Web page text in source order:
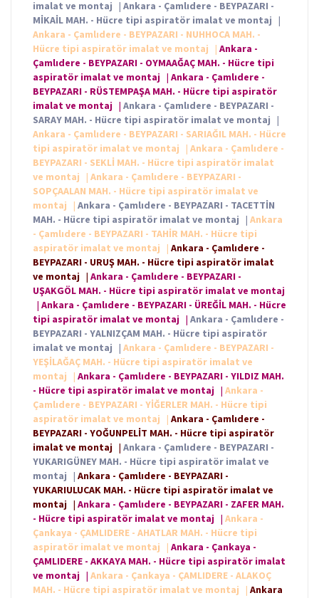
imalat ve montaj | Ankara - Çamlıdere - BEYPAZARI -
MİKAİL MAH. - Hücre tipi aspiratör imalat ve montaj |
Ankara - Çamlıdere - BEYPAZARI - NUHHOCA MAH. -
Hücre tipi aspiratör imalat ve montaj
| Ankara -
Çamlıdere - BEYPAZARI - OYMAAĞAÇ MAH. - Hücre tipi
aspiratör imalat ve montaj | Ankara - Çamlıdere -
BEYPAZARI - RÜSTEMPAŞA MAH. - Hücre tipi aspiratör
imalat ve montaj | Ankara - Çamlıdere - BEYPAZARI -
SARAY MAH. - Hücre tipi aspiratör imalat ve montaj |
Ankara - Çamlıdere - BEYPAZARI - SARIAĞIL MAH. - Hücre
tipi aspiratör imalat ve montaj
| Ankara - Çamlıdere -
BEYPAZARI - SEKLİ MAH. - Hücre tipi aspiratör imalat
ve montaj
| Ankara - Çamlıdere - BEYPAZARI -
SOPÇAALAN MAH. - Hücre tipi aspiratör imalat ve
montaj
| Ankara - Çamlıdere - BEYPAZARI - TACETTİN
MAH. - Hücre tipi aspiratör imalat ve montaj | Ankara
- Çamlıdere - BEYPAZARI - TAHİR MAH. - Hücre tipi
aspiratör imalat ve montaj
| Ankara - Çamlıdere -
BEYPAZARI - URUŞ MAH. - Hücre tipi aspiratör imalat
ve montaj | Ankara - Çamlıdere - BEYPAZARI -
UŞAKGÖL MAH. - Hücre tipi aspiratör imalat ve montaj
| Ankara - Çamlıdere - BEYPAZARI - ÜREĞİL MAH. - Hücre
tipi aspiratör imalat ve montaj | Ankara - Çamlıdere -
BEYPAZARI - YALNIZÇAM MAH. - Hücre tipi aspiratör
imalat ve montaj | Ankara - Çamlıdere - BEYPAZARI -
YEŞİLAĞAÇ MAH. - Hücre tipi aspiratör imalat ve
montaj
| Ankara - Çamlıdere - BEYPAZARI - YILDIZ MAH.
- Hücre tipi aspiratör imalat ve montaj | Ankara -
Çamlıdere - BEYPAZARI - YİĞERLER MAH. - Hücre tipi
aspiratör imalat ve montaj
| Ankara - Çamlıdere -
BEYPAZARI - YOĞUNPELİT MAH. - Hücre tipi aspiratör
imalat ve montaj | Ankara - Çamlıdere - BEYPAZARI -
YUKARIGÜNEY MAH. - Hücre tipi aspiratör imalat ve
montaj | Ankara - Çamlıdere - BEYPAZARI -
YUKARIULUCAK MAH. - Hücre tipi aspiratör imalat ve
montaj | Ankara - Çamlıdere - BEYPAZARI - ZAFER MAH.
- Hücre tipi aspiratör imalat ve montaj | Ankara -
Çankaya - ÇAMLIDERE - AHATLAR MAH. - Hücre tipi
aspiratör imalat ve montaj
| Ankara - Çankaya -
ÇAMLIDERE - AKKAYA MAH. - Hücre tipi aspiratör imalat
ve montaj | Ankara - Çankaya - ÇAMLIDERE - ALAKOÇ
MAH. - Hücre tipi aspiratör imalat ve montaj
| Ankara